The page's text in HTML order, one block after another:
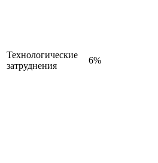
Технологические
затруднения
6%